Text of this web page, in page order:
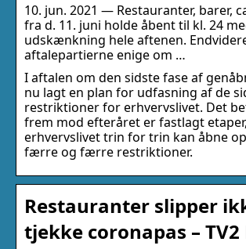
10. jun. 2021 — Restauranter, barer,
fra d. 11. juni holde åbent til kl. 24
udskænkning hele aftenen.
aftalepartierne enige om …
I aftalen om den sidste fase af
nu lagt en plan for udfasning af de
restriktioner for erhvervslivet. Det
frem mod efteråret er fastlagt
erhvervslivet trin for trin kan åbne
færre og færre restriktioner.
Restauranter slipper
tjekke coronapas –